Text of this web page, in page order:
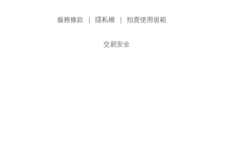
服務條款 | 隱私權 | 拍賣使用規範
交易安全